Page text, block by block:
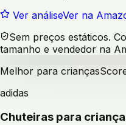
Ver análiseVer na
Sem preços estáticos.
tamanho e vendedor na
Melhor para crianças
adidas
Chuteiras para criança